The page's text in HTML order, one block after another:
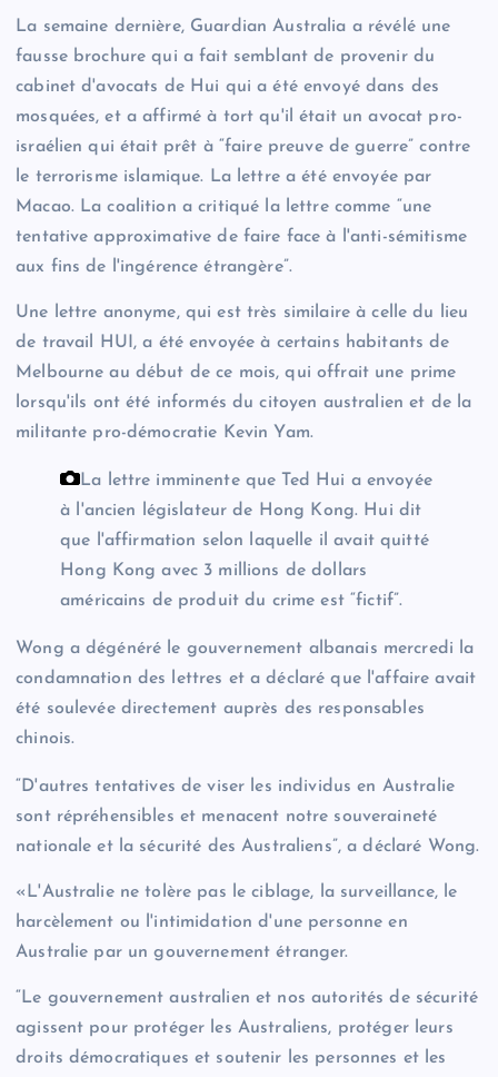
La semaine dernière, Guardian Australia a révélé une
fausse brochure qui a fait semblant de provenir du
cabinet d'avocats de Hui qui a été envoyé dans des
mosquées, et a affirmé à tort qu'il était un avocat pro-
israélien qui était prêt à “faire preuve de guerre” contre
le terrorisme islamique. La lettre a été envoyée par
Macao. La coalition a critiqué la lettre comme “une
tentative approximative de faire face à l'anti-sémitisme
aux fins de l'ingérence étrangère”.
Une lettre anonyme, qui est très similaire à celle du lieu
de travail HUI, a été envoyée à certains habitants de
Melbourne au début de ce mois, qui offrait une prime
lorsqu'ils ont été informés du citoyen australien et de la
militante pro-démocratie Kevin Yam.
La lettre imminente que Ted Hui a envoyée
à l'ancien législateur de Hong Kong. Hui dit
que l'affirmation selon laquelle il avait quitté
Hong Kong avec 3 millions de dollars
américains de produit du crime est “fictif”.
Wong a dégénéré le gouvernement albanais mercredi la
condamnation des lettres et a déclaré que l'affaire avait
été soulevée directement auprès des responsables
chinois.
“D'autres tentatives de viser les individus en Australie
sont répréhensibles et menacent notre souveraineté
nationale et la sécurité des Australiens”, a déclaré Wong.
«L'Australie ne tolère pas le ciblage, la surveillance, le
harcèlement ou l'intimidation d'une personne en
Australie par un gouvernement étranger.
“Le gouvernement australien et nos autorités de sécurité
agissent pour protéger les Australiens, protéger leurs
droits démocratiques et soutenir les personnes et les